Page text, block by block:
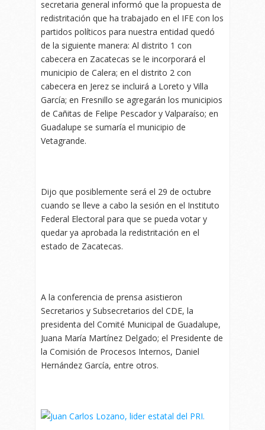
secretaria general informó que la propuesta de
redistritación que ha trabajado en el IFE con los
partidos políticos para nuestra entidad quedó
de la siguiente manera: Al distrito 1 con
cabecera en Zacatecas se le incorporará el
municipio de Calera; en el distrito 2 con
cabecera en Jerez se incluirá a Loreto y Villa
García; en Fresnillo se agregarán los municipios
de Cañitas de Felipe Pescador y Valparaíso; en
Guadalupe se sumaría el municipio de
Vetagrande.
Dijo que posiblemente será el 29 de octubre
cuando se lleve a cabo la sesión en el Instituto
Federal Electoral para que se pueda votar y
quedar ya aprobada la redistritación en el
estado de Zacatecas.
A la conferencia de prensa asistieron
Secretarios y Subsecretarios del CDE, la
presidenta del Comité Municipal de Guadalupe,
Juana María Martínez Delgado; el Presidente de
la Comisión de Procesos Internos, Daniel
Hernández García, entre otros.